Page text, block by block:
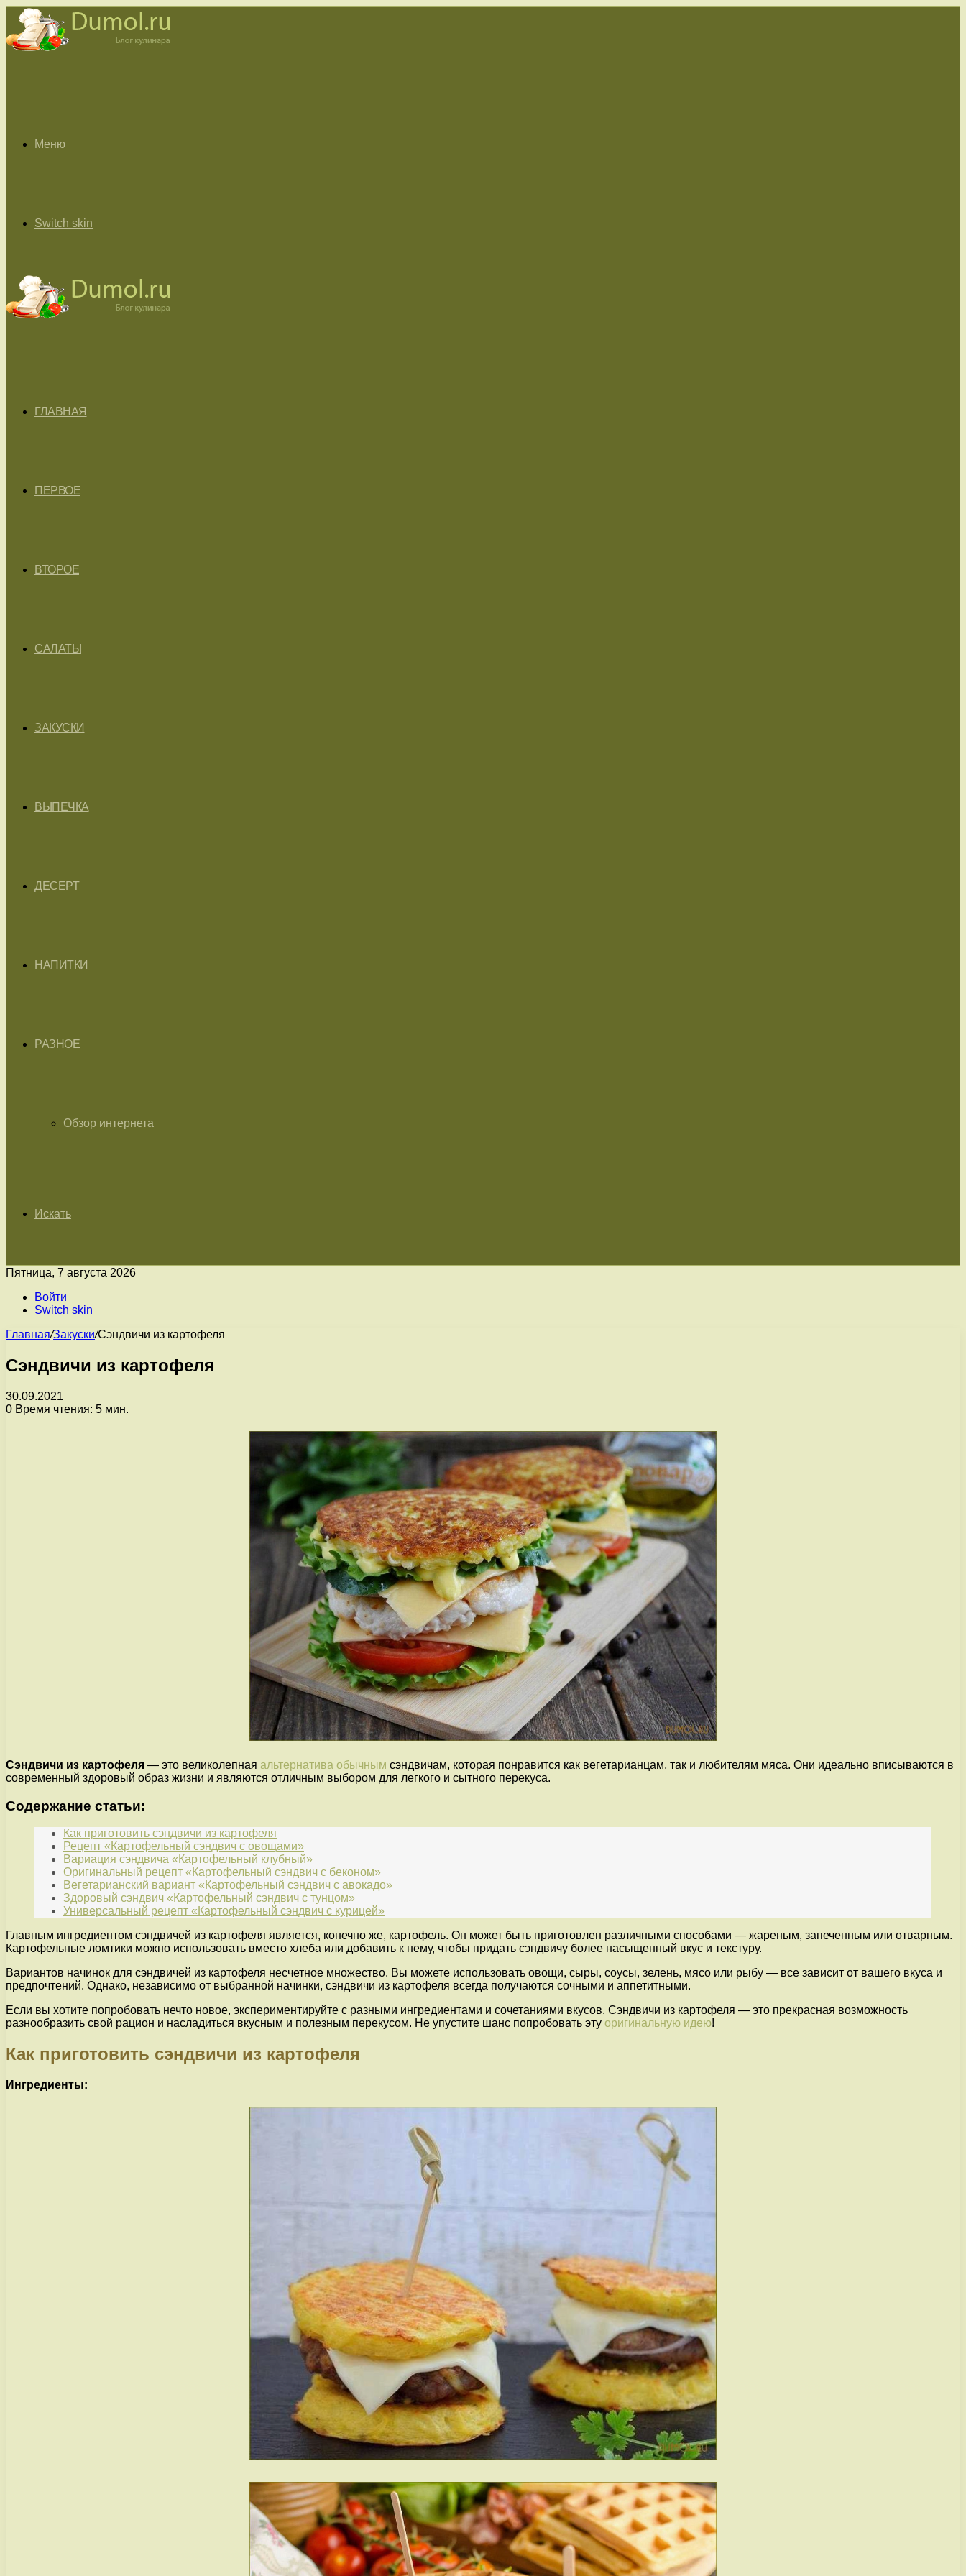
Меню
Switch skin
ГЛАВНАЯ
ПЕРВОЕ
ВТОРОЕ
САЛАТЫ
ЗАКУСКИ
ВЫПЕЧКА
ДЕСЕРТ
НАПИТКИ
РАЗНОЕ
Обзор интернета
Искать
Пятница, 7 августа 2026
Войти
Switch skin
Главная/Закуски/Сэндвичи из картофеля
Сэндвичи из картофеля
30.09.2021
0 Время чтения: 5 мин.
Сэндвичи из картофеля — это великолепная альтернатива обычным сэндвичам, которая понравится как вегетарианцам, так и любителям мяса. Они идеально вписываются в
современный здоровый образ жизни и являются отличным выбором для легкого и сытного перекуса.
Содержание статьи:
Как приготовить сэндвичи из картофеля
Рецепт «Картофельный сэндвич с овощами»
Вариация сэндвича «Картофельный клубный»
Оригинальный рецепт «Картофельный сэндвич с беконом»
Вегетарианский вариант «Картофельный сэндвич с авокадо»
Здоровый сэндвич «Картофельный сэндвич с тунцом»
Универсальный рецепт «Картофельный сэндвич с курицей»
Главным ингредиентом сэндвичей из картофеля является, конечно же, картофель. Он может быть приготовлен различными способами — жареным, запеченным или отварным.
Картофельные ломтики можно использовать вместо хлеба или добавить к нему, чтобы придать сэндвичу более насыщенный вкус и текстуру.
Вариантов начинок для сэндвичей из картофеля несчетное множество. Вы можете использовать овощи, сыры, соусы, зелень, мясо или рыбу — все зависит от вашего вкуса и
предпочтений. Однако, независимо от выбранной начинки, сэндвичи из картофеля всегда получаются сочными и аппетитными.
Если вы хотите попробовать нечто новое, экспериментируйте с разными ингредиентами и сочетаниями вкусов. Сэндвичи из картофеля — это прекрасная возможность
разнообразить свой рацион и насладиться вкусным и полезным перекусом. Не упустите шанс попробовать эту оригинальную идею!
Как приготовить сэндвичи из картофеля
Ингредиенты: